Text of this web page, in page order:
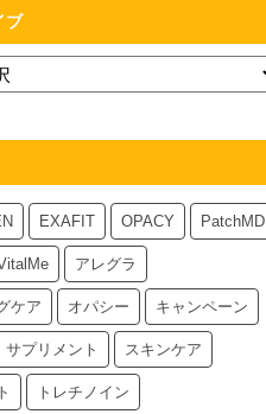
ブ
EXAFIT OPACY PatchMD
アレグラ
ケア オパシー キャンペーン
サプリメント スキンケア
トレチノイン